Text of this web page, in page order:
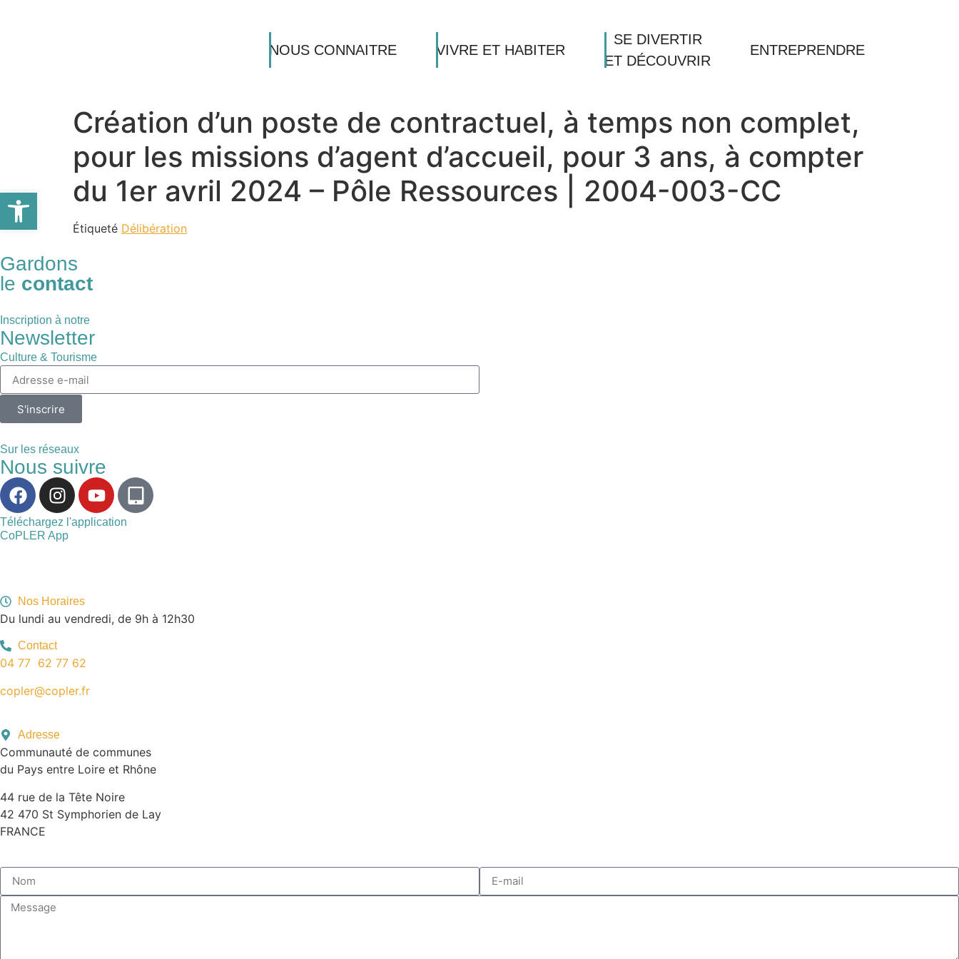
NOUS CONNAITRE VIVRE ET HABITER
SE DIVERTIR
ET DÉCOUVRIR
ENTREPRENDRE
Création d’un poste de contractuel, à temps non complet,
pour les missions d’agent d’accueil, pour 3 ans, à compter
du 1er avril 2024 – Pôle Ressources | 2004-003-CC
Étiqueté Délibération
Gardons
le contact
Inscription à notre
Newsletter
Culture & Tourisme
S'inscrire
Sur les réseaux
Nous suivre
Téléchargez l'application
CoPLER App
Nos Horaires
Du lundi au vendredi, de 9h à 12h30
Contact
04 77 62 77 62
copler@copler.fr
Adresse
Communauté de communes
du Pays entre Loire et Rhône
44 rue de la Tête Noire
42 470 St Symphorien de Lay
FRANCE
Ouvrir la barre d’outils